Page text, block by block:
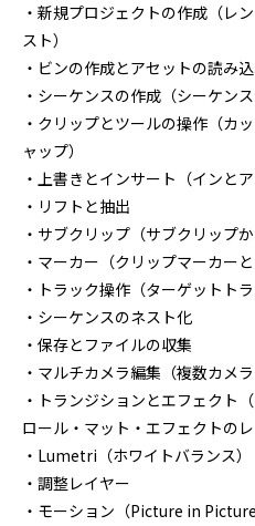
・新規プロジェクトの作成（レ
スト）
・ビンの作成とアセットの読み
・シーケンスの作成（シーケン
・クリップとツールの操作（カ
ャップ）
・上書きとインサート（インと
・リフトと抽出
・サブクリップ（サブクリップ
・マーカー（クリップマーカー
・トラック操作（ターゲットト
・シーケンスのネスト化
・保存とファイルの収集
・マルチカメラ編集（複数カメラ
・トランジションとエフェクト
ロール・マット・エフェクトのレ
・Lumetri（ホワイトバランス）
・調整レイヤー
・モーション（Picture in